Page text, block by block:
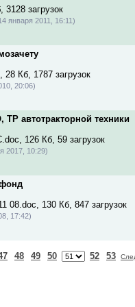
загрузок
января 2011, 16:11)
28 Кб, 1787 загрузок
20:06)
автотракторной техники
126 Кб, 59 загрузок
2017, 10:29)
08.doc, 130 Кб, 847 загрузок
17:42)
48 49 50 52 53